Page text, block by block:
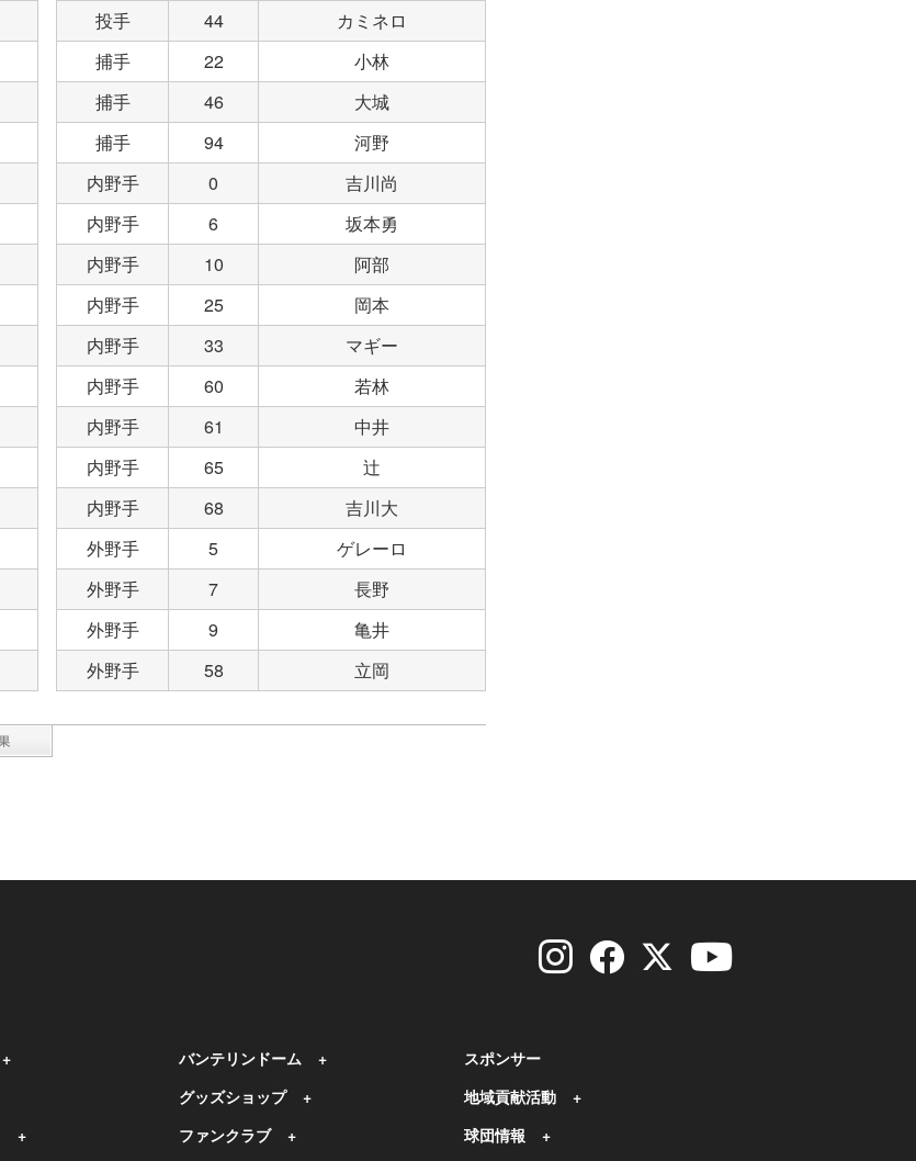
投手
44
カミネロ
捕手
22
小林
捕手
46
大城
捕手
94
河野
内野手
0
吉川尚
内野手
6
坂本勇
内野手
10
阿部
内野手
25
岡本
内野手
33
マギー
内野手
60
若林
内野手
61
中井
内野手
65
辻
内野手
68
吉川大
外野手
5
ゲレーロ
外野手
7
長野
外野手
9
亀井
外野手
58 立岡
バンテリンドーム
グッズショップ
ファンクラブ
スポンサー
地域貢献活動
球団情報